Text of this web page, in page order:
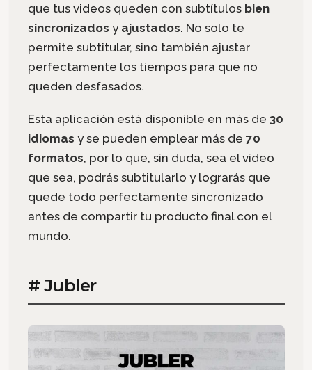
que tus videos queden con subtítulos bien
sincronizados y ajustados. No solo te
permite subtitular, sino también ajustar
perfectamente los tiempos para que no
queden desfasados.
Esta aplicación está disponible en más de 30
idiomas y se pueden emplear más de 70
formatos, por lo que, sin duda, sea el video
que sea, podrás subtitularlo y lograrás que
quede todo perfectamente sincronizado
antes de compartir tu producto final con el
mundo.
# Jubler